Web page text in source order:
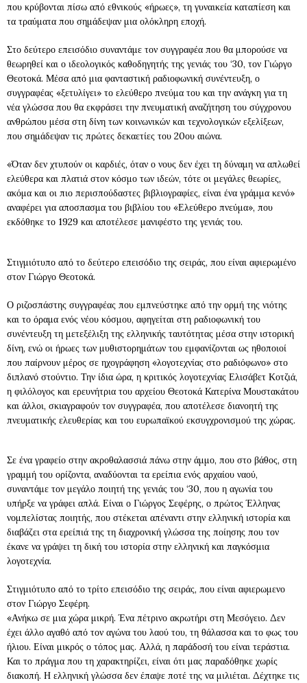
που κρύβονται πίσω από εθνικούς «ήρωες», τη γυναικεία καταπίεση και
τα τραύματα που σημάδεψαν μια ολόκληρη εποχή.
Στο δεύτερο επεισόδιο συναντάμε τον συγγραφέα που θα μπορούσε να
θεωρηθεί και ο ιδεολογικός καθοδηγητής της γενιάς του ‘30, τον Γιώργο
Θεοτοκά. Μέσα από μια φανταστική ραδιοφωνική συνέντευξη, ο
συγγραφέας «ξετυλίγει» το ελεύθερο πνεύμα του και την ανάγκη για τη
νέα γλώσσα που θα εκφράσει την πνευματική αναζήτηση του σύγχρονου
ανθρώπου μέσα στη δίνη των κοινωνικών και τεχνολογικών εξελίξεων,
που σημάδεψαν τις πρώτες δεκαετίες του 20ου αιώνα.
«Όταν δεν χτυπούν οι καρδιές, όταν ο νους δεν έχει τη δύναμη να απλωθεί
ελεύθερα και πλατιά στον κόσμο των ιδεών, τότε οι μεγάλες θεωρίες,
ακόμα και οι πιο περισπούδαστες βιβλιογραφίες, είναι ένα γράμμα κενό»
αναφέρει για αποσπασμα του βιβλίου του «Ελεύθερο πνεύμα», που
εκδόθηκε το 1929 και αποτέλεσε μανιφέστο της γενιάς του.
Στιγμιότυπο από το δεύτερο επεισόδιο της σειράς, που είναι αφιερωμένο
στον Γιώργο Θεοτοκά.
Ο ριζοσπάστης συγγραφέας που εμπνεύστηκε από την ορμή της νιότης
και το όραμα ενός νέου κόσμου, αφηγείται στη ραδιοφωνική του
συνέντευξη τη μετεξέλιξη της ελληνικής ταυτότητας μέσα στην ιστορική
δίνη, ενώ οι ήρωες των μυθιστορημάτων του εμφανίζονται ως ηθοποιοί
που παίρνουν μέρος σε ηχογράφηση «λογοτεχνίας στο ραδιόφωνο» στο
διπλανό στούντιο. Την ίδια ώρα, η κριτικός λογοτεχνίας Ελισάβετ Κοτζιά,
η φιλόλογος και ερευνήτρια του αρχείου Θεοτοκά Κατερίνα Μουστακάτου
και άλλοι, σκιαγραφούν τον συγγραφέα, που αποτέλεσε διανοητή της
πνευματικής ελευθερίας και του ευρωπαϊκού εκσυγχρονισμού της χώρας.
Σε ένα γραφείο στην ακροθαλασσιά πάνω στην άμμο, που στο βάθος, στη
γραμμή του ορίζοντα, αναδύονται τα ερείπια ενός αρχαίου ναού,
συναντάμε τον μεγάλο ποιητή της γενιάς του ‘30, που η αγωνία του
υπήρξε να γράφει απλά. Είναι ο Γιώργος Σεφέρης, ο πρώτος Έλληνας
νομπελίστας ποιητής, που στέκεται απέναντι στην ελληνική ιστορία και
διαβάζει στα ερείπιά της τη διαχρονική γλώσσα της ποίησης που τον
έκανε να γράψει τη δική του ιστορία στην ελληνική και παγκόσμια
λογοτεχνία.
Στιγμιότυπο από το τρίτο επεισόδιο της σειράς, που είναι αφιερωμενο
στον Γιώργο Σεφέρη.
«Ανήκω σε μια χώρα μικρή. Ένα πέτρινο ακρωτήρι στη Μεσόγειο. Δεν
έχει άλλο αγαθό από τον αγώνα του λαού του, τη θάλασσα και το φως του
ήλιου. Είναι μικρός ο τόπος μας. Αλλά, η παράδοσή του είναι τεράστια.
Και το πράγμα που τη χαρακτηρίζει, είναι ότι μας παραδόθηκε χωρίς
διακοπή. Η ελληνική γλώσσα δεν έπαψε ποτέ της να μιλιέται. Δέχτηκε τις